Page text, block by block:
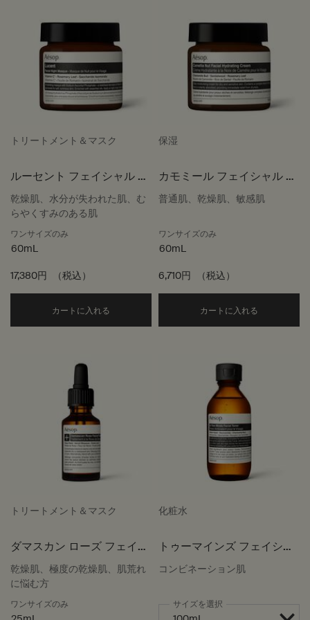
トリートメント＆マスク
ルーセント フェイシャル ナ
イト マスク
乾燥肌、水分が失われた肌、む
らやくすみのある肌
ワンサイズのみ
60mL
17,380円 （税込）
カートに入れる Add the ルーセント フェイシャル ナイト マ
保湿
カモミール フェイシャル ハ
イドレーティング クリーム
普通肌、乾燥肌、敏感肌
ワンサイズのみ
60mL
6,710円 （税込）
カートに入れる
トリートメント＆マスク
ダマスカン ローズ フェイシ
ャル トリートメント
乾燥肌、極度の乾燥肌、肌荒れ
に悩む方
ワンサイズのみ
化粧水
トゥーマインズ フェイシャ
ル トナー
コンビネーション肌
サイズを選択